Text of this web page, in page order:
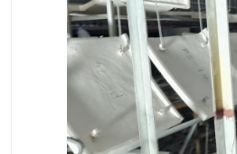
GRG吊顶
UHPC幕墙板
UHPC树池坐凳